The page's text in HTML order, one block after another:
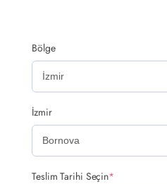
Bölge
İzmir
Teslim Tarihi Seçin*